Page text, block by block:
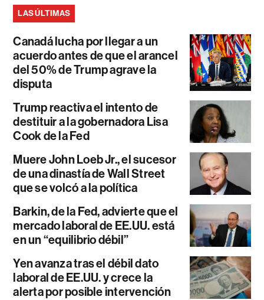
LAS ÚLTIMAS
Canadá lucha por llegar a un
acuerdo antes de que el arancel
del 50% de Trump agrave la
disputa
Trump reactiva el intento de
destituir a la gobernadora Lisa
Cook de la Fed
Muere John Loeb Jr., el sucesor
de una dinastía de Wall Street
que se volcó a la política
Barkin, de la Fed, advierte que el
mercado laboral de EE.UU. está
en un “equilibrio débil”
Yen avanza tras el débil dato
laboral de EE.UU. y crece la
alerta por posible intervención